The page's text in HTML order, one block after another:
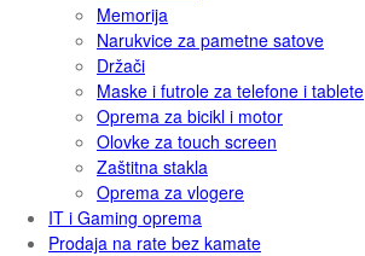
Memorija
Narukvice za pametne satove
Držači
Maske i futrole za telefone i tablete
Oprema za bicikl i motor
Olovke za touch screen
Zaštitna stakla
Oprema za vlogere
IT i Gaming oprema
Prodaja na rate bez kamate